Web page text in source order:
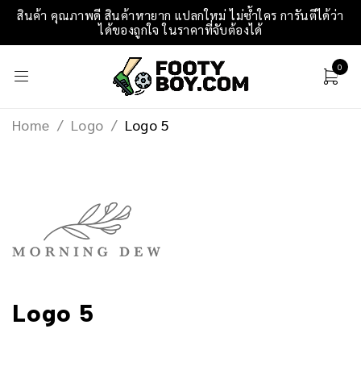
สินค้า คุณภาพดี สินค้าหายาก แปลกใหม่ ไม่ซ้ำใคร การันตีได้ว่า
ได้ของถูกใจ ในราคาที่จับต้องได้
0
Home / Logo / Logo 5
Logo 5